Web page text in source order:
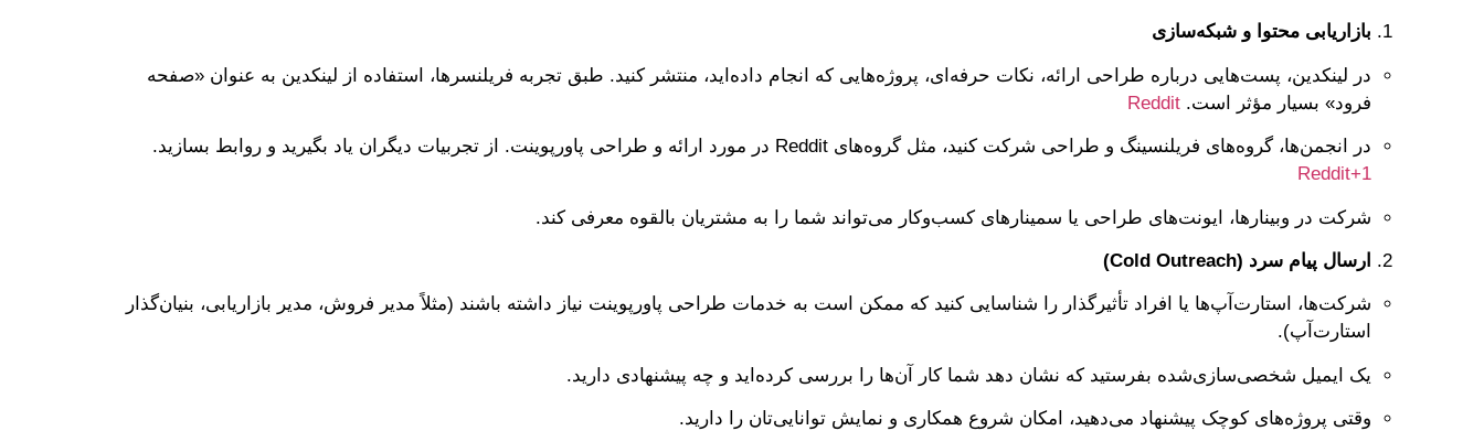
بازاریابی محتوا و شبکه‌سازی
در لینکدین، پست‌هایی درباره طراحی ارائه، نکات حرفه‌ای، پروژه‌هایی که انجام داده‌اید، منتشر کنید. طبق تجربه فریلنسرها، استفاده از لینکدین به عنوان «صفحه
فرود» بسیار مؤثر است. Reddit
در انجمن‌ها، گروه‌های فریلنسینگ و طراحی شرکت کنید، مثل گروه‌های Reddit در مورد ارائه و طراحی پاورپوینت. از تجربیات دیگران یاد بگیرید و روابط بسازید.
Reddit+1
شرکت در وبینارها، ایونت‌های طراحی یا سمینارهای کسب‌وکار می‌تواند شما را به مشتریان بالقوه معرفی کند.
ارسال پیام سرد (Cold Outreach)
شرکت‌ها، استارت‌آپ‌ها یا افراد تأثیرگذار را شناسایی کنید که ممکن است به خدمات طراحی پاورپوینت نیاز داشته باشند (مثلاً مدیر فروش، مدیر بازاریابی، بنیان‌گذار
استارت‌آپ).
یک ایمیل شخصی‌سازی‌شده بفرستید که نشان دهد شما کار آن‌ها را بررسی کرده‌اید و چه پیشنهادی دارید.
وقتی پروژه‌های کوچک پیشنهاد می‌دهید، امکان شروع همکاری و نمایش توانایی‌تان را دارید.